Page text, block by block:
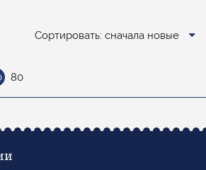
Сортировать: сначала новые
80